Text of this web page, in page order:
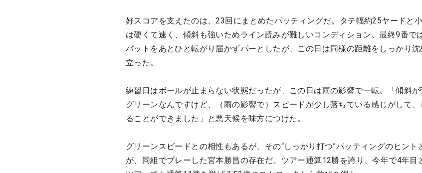
好スコアを支えたのは、23回にまとめたパッティングだ。タテ幅約25ヤードと
は硬くて速く、傾斜も強いためライン読みが難しいコンディション。最終9番で
パットをあとひと転がり届かずパーとしたが、この日は同様の距離をしっかり沈
立った。
練習日はボールが止まらない状態だったが、この日は雨の影響で一転。「傾斜
グリーンなんですけど、（雨の影響で）スピードが少し落ちている感じがして
ることができました」と悪天候を味方につけた。
グリーンスピードとの相性もあるが、その“しっかり打つ”パッティングのヒント
が、同組でプレーした宮本勝昌の存在だ。ツアー通算12勝を誇り、今年で4年目